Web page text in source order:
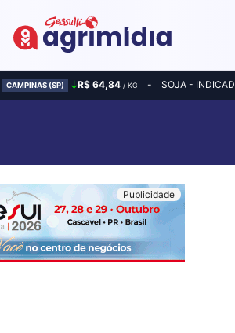
CAMPINAS (SP) R$ 64,84 / KG SOJA -